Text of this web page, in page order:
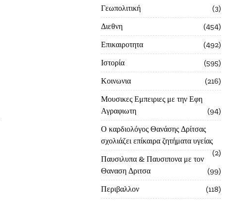
Γεωπολιτική
3
Διεθνη
454
Επικαιροτητα
492
Ιστορία
595
Κοινωνια
216
Μουσικες Εμπειριες με την Εφη
Αγραφιωτη
94
Ο καρδιολόγος Θανάσης Δρίτσας
σχολιάζει επίκαιρα ζητήματα υγείας
2
Παυσιλυπα & Παυσιπονα με τον
Θαναση Δριτσα
99
Περιβαλλον
118